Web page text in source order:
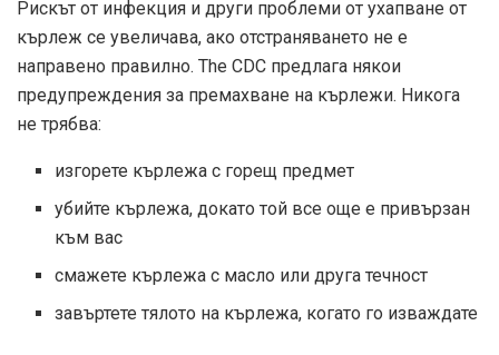
Рискът от инфекция и други проблеми от ухапване от
кърлеж се увеличава, ако отстраняването не е
направено правилно. The CDC предлага някои
предупреждения за премахване на кърлежи. Никога
не трябва:
изгорете кърлежа с горещ предмет
убийте кърлежа, докато той все още е привързан
към вас
смажете кърлежа с масло или друга течност
завъртете тялото на кърлежа, когато го изваждате